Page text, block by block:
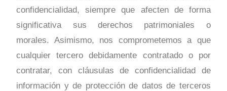
confidencialidad, siempre que afecten de forma
significativa sus derechos patrimoniales o
morales. Asimismo, nos comprometemos a que
cualquier tercero debidamente contratado o por
contratar, con cláusulas de confidencialidad de
información y de protección de datos de terceros